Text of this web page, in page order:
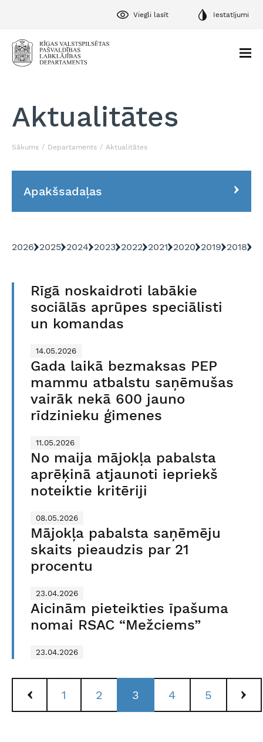
Viegli lasīt Iestatījumi
Aktualitātes
Sākums Departaments Aktualitātes
Apakšsadaļas
2026 2025 2024 2023 2022 2021 2020 2019 2018
Rīgā noskaidroti labākie
sociālās aprūpes speciālisti
un komandas
14.05.2026
Gada laikā bezmaksas PEP
mammu atbalstu saņēmušas
vairāk nekā 600 jauno
rīdzinieku ģimenes
11.05.2026
No maija mājokļa pabalsta
aprēķinā atjaunoti iepriekš
noteiktie kritēriji
08.05.2026
Mājokļa pabalsta saņēmēju
skaits pieaudzis par 21
procentu
23.04.2026
Aicinām pieteikties īpašuma
nomai RSAC “Mežciems”
23.04.2026
Lapa
1 Lapa
2 Lapa
3 Lapa
4 Lapa
5